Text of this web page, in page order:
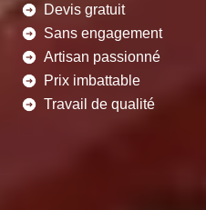
Devis gratuit
Sans engagement
Artisan passionné
Prix imbattable
Travail de qualité